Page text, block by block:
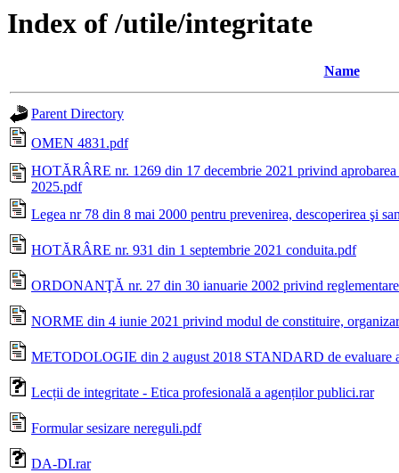
Index of /utile/integritate
Name
Parent Directory
OMEN 4831.pdf
HOTĂRÂRE nr. 1269 din 17 decembrie 2021 privind
2025.pdf
Legea nr 78 din 8 mai 2000 pentru prevenirea, descoperirea şi
HOTĂRÂRE nr. 931 din 1 septembrie 2021 conduita.pdf
ORDONANŢĂ nr. 27 din 30 ianuarie 2002 privind
NORME din 4 iunie 2021 privind modul de constituire,
METODOLOGIE din 2 august 2018 STANDARD de evaluare
Lecții de integritate - Etica profesională a agenților publici.rar
Formular sesizare nereguli.pdf
DA-DI.rar